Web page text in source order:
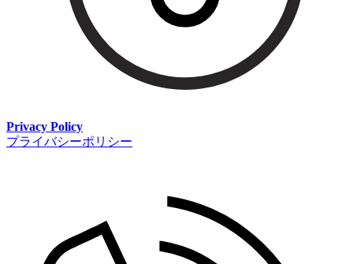
Privacy Policy
プライバシーポリシー